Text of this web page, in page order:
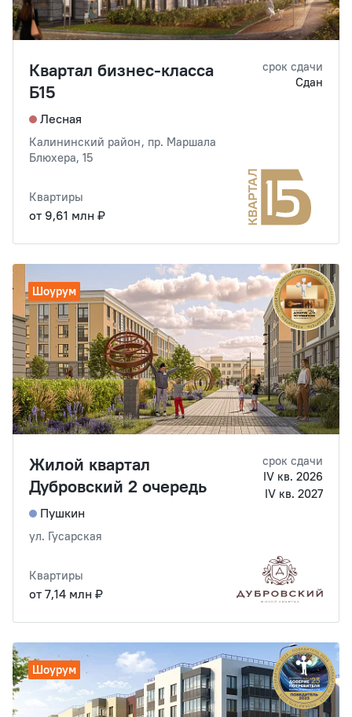
Квартал бизнес-класса
Б15
Лесная
Калининский район, пр. Маршала
Блюхера, 15
срок сдачи
Сдан
Квартиры
от 9,61 млн ₽
Шоурум
Жилой квартал
Дубровский 2 очередь
Пушкин
ул. Гусарская
срок сдачи
IV кв. 2026
IV кв. 2027
Квартиры
от 7,14 млн ₽
Шоурум